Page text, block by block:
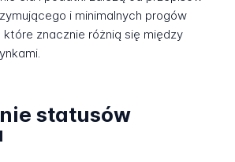
i minimalnych progów
znacznie różnią się między
statusów